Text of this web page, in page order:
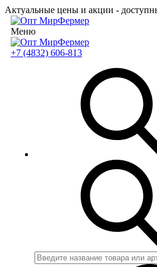
Актуальные цены и акции -
Меню
+7 (4832) 606-813